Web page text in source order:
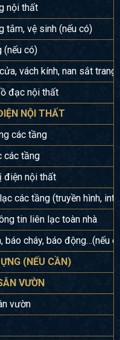
nội thất
tắm, vệ sinh (nếu có)
(nếu có)
vách kính, nan sắt
đạc nội thất
NỘI THẤT
các tầng
các tầng
điện nội thất
các tầng (truyền hình,
tin liên lạc toàn nhà
báo cháy, báo động…(nếu
(NẾU CẦN)
VƯỜN
vườn